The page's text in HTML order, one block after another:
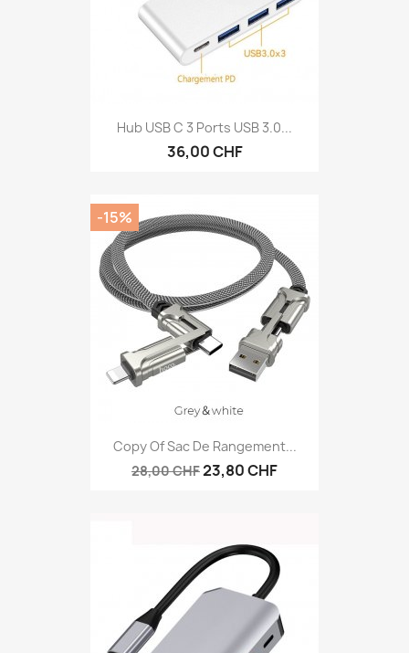
Hub USB C 3 Ports USB 3.0...
36,00 CHF
Copy Of Sac De Rangement...
28,00 CHF23,80 CHF
-15%